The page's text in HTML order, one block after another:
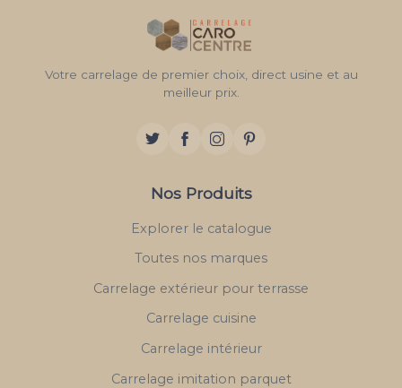
Votre carrelage de premier choix, direct usine et au
meilleur prix.
Nos Produits
Explorer le catalogue
Toutes nos marques
Carrelage extérieur pour terrasse
Carrelage cuisine
Carrelage intérieur
Carrelage imitation parquet